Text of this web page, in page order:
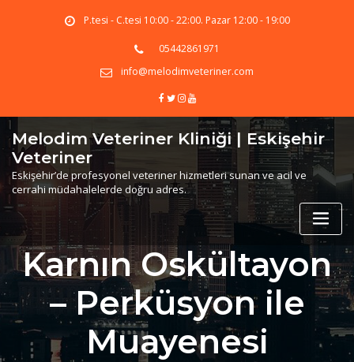
P.tesi - C.tesi 10:00 - 22:00. Pazar 12:00 - 19:00
05442861971
info@melodimveteriner.com
Melodim Veteriner Kliniği | Eskişehir
Veteriner
Eskişehir’de profesyonel veteriner hizmetleri sunan ve acil ve
cerrahi müdahalelerde doğru adres.
Karnın Oskültayon
– Perküsyon ile
Muayenesi